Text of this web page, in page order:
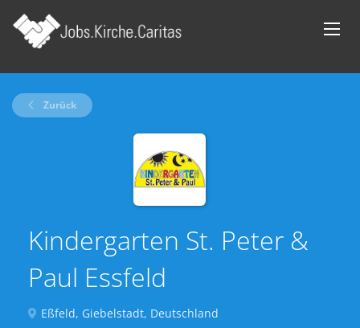
Zurück
Kindergarten St. Peter &
Paul Essfeld
Eßfeld, Giebelstadt, Deutschland